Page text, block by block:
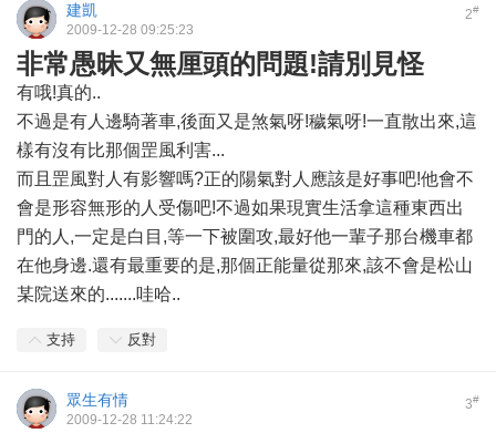
2#
建凱
2009-12-28 09:25:23
非常愚昧又無厘頭的問題!請別見怪
有哦!真的..
不過是有人邊騎著車,後面又是煞氣呀!穢氣呀!一直散出來,這
樣有沒有比那個罡風利害...
而且罡風對人有影響嗎?正的陽氣對人應該是好事吧!他會不
會是形容無形的人受傷吧!不過如果現實生活拿這種東西出
門的人,一定是白目,等一下被圍攻,最好他一輩子那台機車都
在他身邊.還有最重要的是,那個正能量從那來,該不會是松山
某院送來的.......哇哈..
支持 反對
3#
眾生有情
2009-12-28 11:24:22